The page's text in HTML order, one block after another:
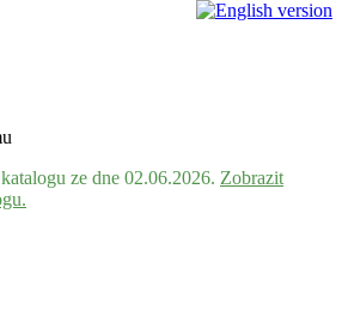
ze dne 02.06.2026. Zobrazit